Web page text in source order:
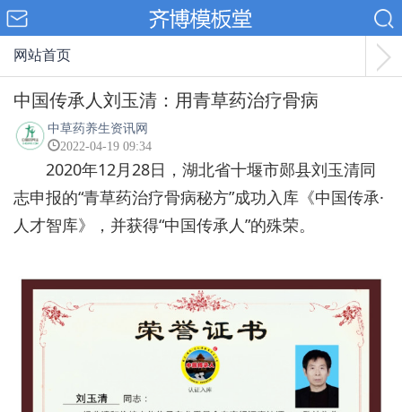
网站首页
中国传承人刘玉清：用青草药治疗骨病
中草药养生资讯网
2022-04-19 09:34
2020年12月28日，湖北省十堰市郧县刘玉清同
志申报的“青草药治疗骨病秘方”成功入库《中国传承·
人才智库》，并获得“中国传承人”的殊荣。